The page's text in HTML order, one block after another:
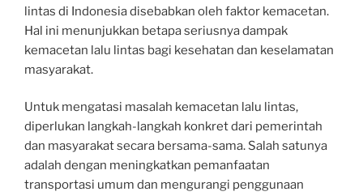
lintas di Indonesia disebabkan oleh faktor kemacetan.
Hal ini menunjukkan betapa seriusnya dampak
kemacetan lalu lintas bagi kesehatan dan keselamatan
masyarakat.
Untuk mengatasi masalah kemacetan lalu lintas,
diperlukan langkah-langkah konkret dari pemerintah
dan masyarakat secara bersama-sama. Salah satunya
adalah dengan meningkatkan pemanfaatan
transportasi umum dan mengurangi penggunaan